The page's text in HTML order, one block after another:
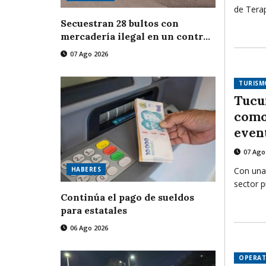
Secuestran 28 bultos con
mercadería ilegal en un control
fronterizo
07 Ago 2026
HABERES
Continúa el pago de sueldos
para estatales
06 Ago 2026
de
07
Con
sector